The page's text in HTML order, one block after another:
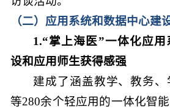
（二）应用系统和数据中心建
1.“掌上海医”一体化应
设和应用师生获得感强
建成了涵盖教学、教务
等280余个轻应用的一体化智